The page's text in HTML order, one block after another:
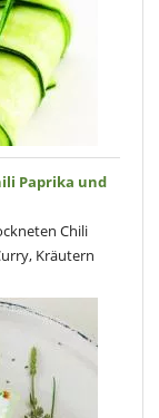
Paprika und
Chili
Kräutern